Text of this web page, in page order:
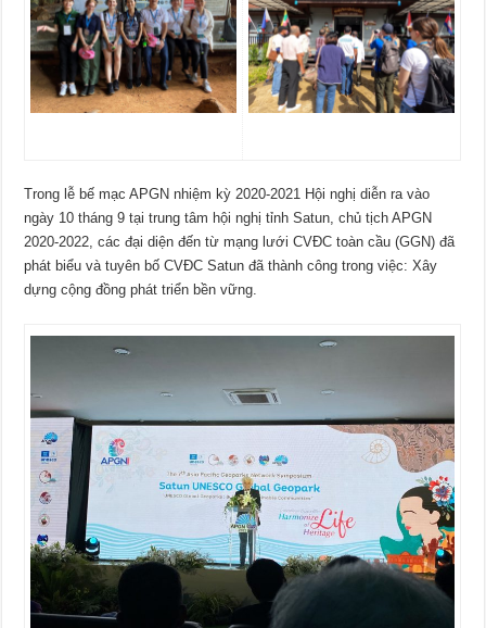
Trong lễ bế mạc APGN nhiệm kỳ 2020-2021 Hội nghị diễn ra vào
ngày 10 tháng 9 tại trung tâm hội nghị tỉnh Satun, chủ tịch APGN
2020-2022, các đại diện đến từ mạng lưới CVĐC toàn cầu (GGN) đã
phát biểu và tuyên bố CVĐC Satun đã thành công trong việc: Xây
dựng cộng đồng phát triển bền vững.